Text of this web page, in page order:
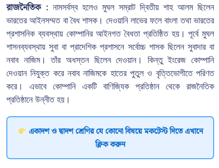
রাজনৈতিক : নামসর্বস্ব হলেও মুঘল সম্রাট দ্বিতীয় শাহ আলম ছিলেন
ভারতের আইনসম্মত বা বৈধ শাসক। দেওয়ানি লাভের ফলে বাংলা তথা ভারতের
প্রশাসনিক ব্যবস্থায় কোম্পানির আইনগত বৈধতা প্রতিষ্ঠিত হয়। পূর্বে মুঘল
শাসনব্যবস্থায় সুবা বা প্রাদেশিক প্রশাসনে সর্বোচ্চ শাসক ছিলেন সুবাদার বা
নবাব নাজিম। তাঁর অধস্তন ছিলেন দেওয়ান। কিন্তু ইংরেজ কোম্পানি
দেওয়ান নিযুক্ত করে নবাব নাজিমকে হাতের পুতুল ও বৃত্তিভোগীতে পরিণত
করে। এভাবে কোম্পানি একটি বাণিজ্যিক প্রতিষ্ঠান থেকে রাজনৈতিক
প্রতিষ্ঠানে উন্নীত হয়।
একাদশ ও দ্বাদশ শ্রেণির যে কোনো বিষয়ে মকটেস্ট দিতে এখানে
ক্লিক করুন